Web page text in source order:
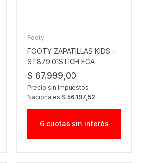
Footy
FOOTY ZAPATILLAS KIDS -
ST879.01STICH FCA
$ 67.999,00
Precio sin Impuestos
Nacionales $ 56.197,52
6 cuotas sin interés